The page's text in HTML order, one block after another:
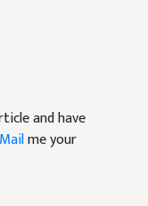
and have
Mailme your